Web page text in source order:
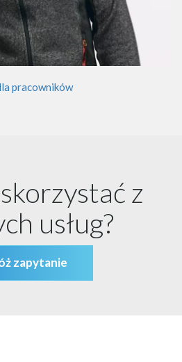
pracowników
z
usług?
zapytanie